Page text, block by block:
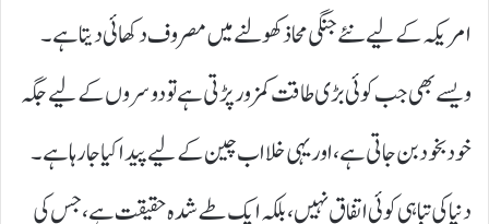
امریکہ کے لیے نئے جنگی محاذ کھولنے میں مصروف دکھائی دیتا ہے۔
ویسے بھی جب کوئی بڑی طاقت کمزور پڑتی ہے تو دوسروں کے لیے جگہ
خود بخود بن جاتی ہے، اور یہی خلا اب چین کے لیے پیدا کیا جا رہا ہے۔
دنیا کی تباہی کوئی اتفاق نہیں، بلکہ ایک طے شدہ حقیقت ہے، جس کی